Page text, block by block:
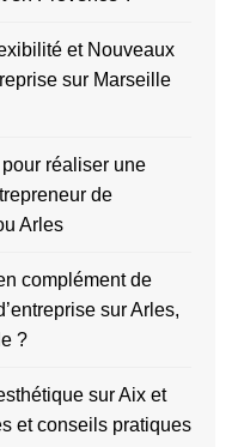
et Nouveaux
sur Marseille
réaliser une
de
Arles
complément de
sur Arles,
?
sur Aix et
et conseils pratiques